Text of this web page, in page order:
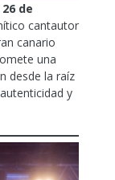
26 de
cantautor
canario
una
desde la raíz
y